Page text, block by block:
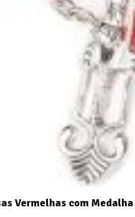
Vermelhas com